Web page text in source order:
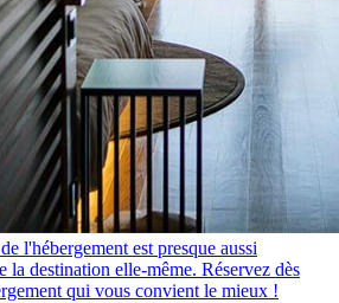
l'hébergement est presque aussi
la destination elle-même. Réservez dès
qui vous convient le mieux !